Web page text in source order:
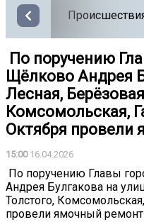
По поручению
Щёлково Андрея
Лесная,
Комсомольская,
Октября провели
15:0016.04.2026
По поручению Главы
Андрея Булгакова на
Толстого,
провели ямочный